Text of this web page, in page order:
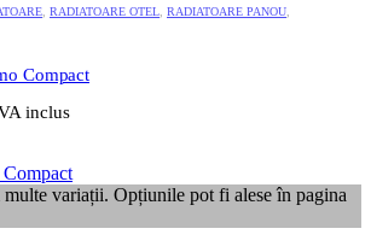
RADIATOARE OTEL RADIATOARE PANOU
Compact
inclus
multe variații. Opțiunile pot fi alese în pagina